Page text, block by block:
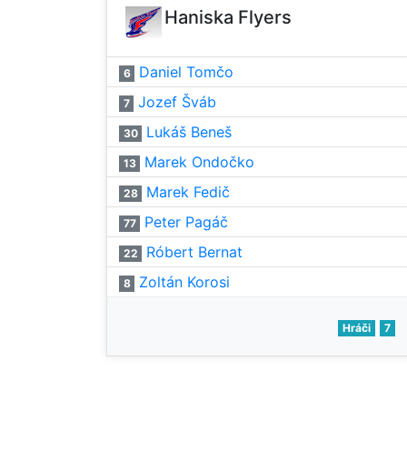
Haniska Flyers
6 Daniel Tomčo
7 Jozef Šváb
30 Lukáš Beneš
13 Marek Ondočko
28 Marek Fedič
77 Peter Pagáč
22 Róbert Bernat
8 Zoltán Korosi
Hráči 7